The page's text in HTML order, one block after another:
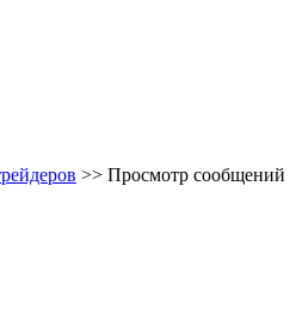
>> Просмотр сообщений